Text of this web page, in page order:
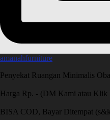
amanahfurniture
Penyekat Ruangan Minimalis
Harga Rp. - (DM Kami atau
BISA COD, Bayar Ditempat